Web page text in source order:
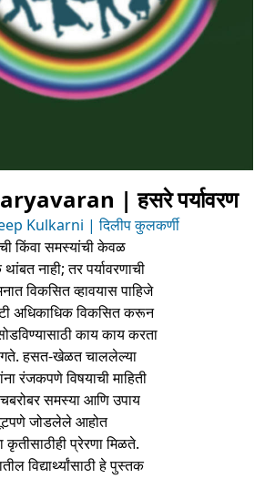
| हसरे पर्यावरण
Kulkarni | दिलीप कुलकर्णी
किंवा समस्यांची केवळ
नाही; तर पर्यावरणाची
विकसित व्हावयास पाहिजे
अधिकाधिक विकसित करून
काय काय करता
हसत-खेळत चाललेल्या
रंजकपणे विषयाची माहिती
समस्या आणि उपाय
जोडलेले आहोत
प्रेरणा मिळते.
विद्यार्थ्यांसाठी हे पुस्तक